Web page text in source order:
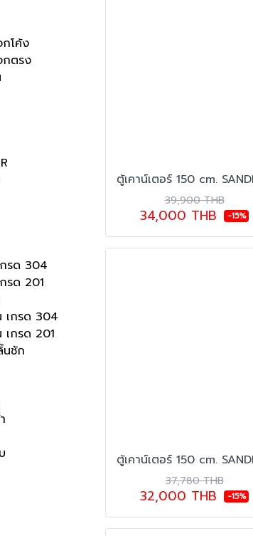
39,900 THB
34,000 THB -15%
37,780 THB
32,000 THB -15%
กโค้ง
กตรง
รด 304
รด 201
เกรด 304
เกรด 201
นชัก